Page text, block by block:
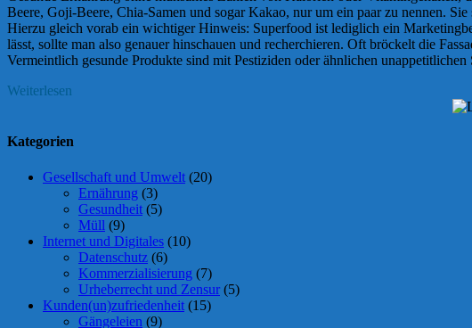
Beere, Goji-Beere, Chia-Samen und sogar Kakao, nur um ein paar zu nennen.
Hierzu gleich vorab ein wichtiger Hinweis: Superfood ist lediglich ein
lässt, sollte man also genauer hinschauen und recherchieren. Oft bröckelt die
Vermeintlich gesunde Produkte sind mit Pestiziden oder ähnlichen unappetitlichen
Weiterlesen
Kategorien
Gesellschaft und Umwelt (20)
Ernährung (3)
Gesundheit (5)
Müll (9)
Internet und Digitales (10)
Datenschutz (6)
Kommerzialisierung (7)
Urheberrecht und Zensur (5)
Kunden(un)zufriedenheit (15)
Gängeleien (9)